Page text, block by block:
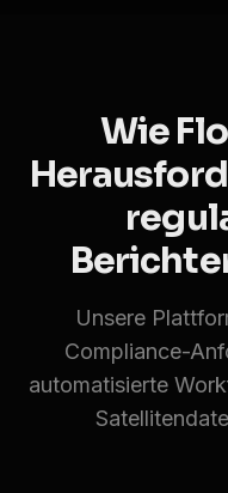
Wie
Unsere
Compliance-
automatisierte